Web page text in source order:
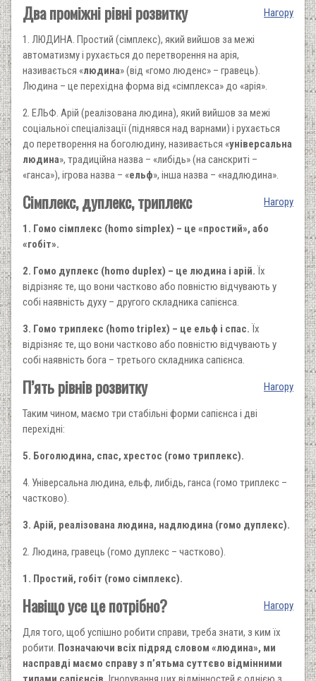
Нагору
Два проміжні рівні розвитку
1. ЛЮДИНА. Простий (сімплекс), який вийшов за межі
автоматизму і рухається до перетворення на арія,
називається «людина» (від «гомо люденс» – гравець).
Людина – це перехідна форма від «сімплекса» до «арія».
2. ЕЛЬФ. Арій (реалізована людина), який вийшов за межі
соціальної спеціалізації (піднявся над варнами) і рухається
до перетворення на боголюдину, називається «універсальна
людина», традиційна назва – «либідь» (на санскриті –
«ганса»), ігрова назва – «ельф», інша назва – «надлюдина».
Нагору
Сімплекс, дуплекс, триплекс
1. Гомо сімплекс (homo simplex) – це «простий», або
«гобіт».
2. Гомо дуплекс (homo duplex) – це людина і арій. Їх
відрізняє те, що вони частково або повністю відчувають у
собі наявність духу – другого складника сапієнса.
3. Гомо триплекс (homo triplex) – це ельф і спас. Їх
відрізняє те, що вони частково або повністю відчувають у
собі наявність бога – третього складника сапієнса.
Нагору
П’ять рівнів розвитку
Таким чином, маємо три стабільні форми сапієнса і дві
перехідні:
5. Боголюдина, спас, хрестос (гомо триплекс).
4. Універсальна людина, ельф, либідь, ганса (гомо триплекс –
частково).
3. Арій, реалізована людина, надлюдина (гомо дуплекс).
2. Людина, гравець (гомо дуплекс – частково).
1. Простий, гобіт (гомо сімплекс).
Нагору
Навіщо усе це потрібно?
Для того, щоб успішно робити справи, треба знати, з ким їх
робити. Позначаючи всіх підряд словом «людина», ми
насправді маємо справу з п’ятьма суттєво відмінними